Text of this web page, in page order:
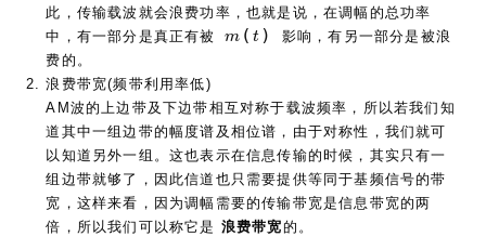
此，传输载波就会浪费功率，也就是说，在调幅的总功率
中，有一部分是真正有被
m(t)
m (t )
影响，有另一部分是被浪
费的。
浪费带宽(频带利用率低)
AM波的上边带及下边带相互对称于载波频率，所以若我们知
道其中一组边带的幅度谱及相位谱，由于对称性，我们就可
以知道另外一组。这也表示在信息传输的时候，其实只有一
组边带就够了，因此信道也只需要提供等同于基频信号的带
宽，这样来看，因为调幅需要的传输带宽是信息带宽的两
倍，所以我们可以称它是 浪费带宽的。